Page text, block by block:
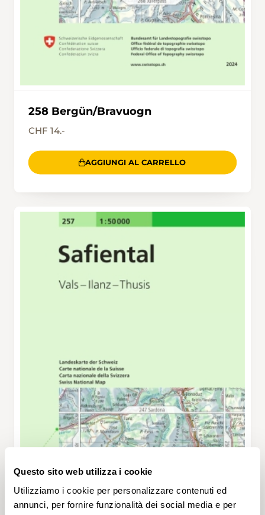
Questo sito web utilizza i cookie
Utilizziamo i cookie per personalizzare contenuti ed
annunci, per fornire funzionalità dei social media e per
258 Bergün/Bravuogn
CHF 14.-
AGGIUNGI AL CARRELLO